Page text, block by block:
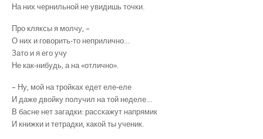
На них чернильной не увидишь точки.
Про кляксы я молчу, –
О них и говорить-то неприлично…
Зато и я его учу
Не как-нибудь, а на «отлично».
– Ну, мой на тройках едет еле-еле
И даже двойку получил на той неделе…
В басне нет загадки: расскажут напрямик
И книжки и тетрадки, какой ты ученик.